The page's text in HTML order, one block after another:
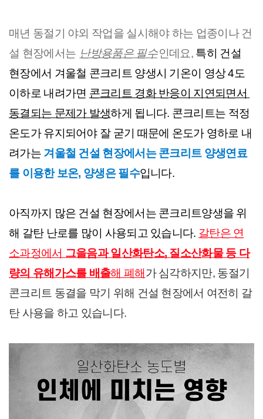
매년 동절기 야외 작업을 실시해야 하는 업종이나 건
설 현장에서는 난방용품은 필수인데요, 특히 건설
현장에서 겨울철 콘크리트 양생시 기온이 영상 4도
이하로 내려가면 콘크리트 경화 반응이 지연되면서
동결되는 문제가 발생하게 됩니다. 콘크리트는 적정
온도가 유지되어야 잘 굳기 때문에 온도가 영하로 내
려가는 겨울철 건설 현장에서는 콘크리트 양생연료
를 이용한 보온, 양생은 필수입니다.
아직까지 많은 건설 현장에서는 콘크리트양생을 위
해 갈탄 난로를 많이 사용되고 있습니다. 갈탄은 연
소과정에서 그을음과 일산화탄소, 질소산화물 등 다
량의 유해가스를 배출해 폐해 가 심각하지만, 동절기
콘크리트 동결을 막기 위해 건설 현장에서 여전히 갈
탄 사용을 하고 있습니다.